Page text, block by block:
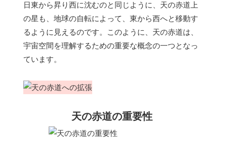
日東から昇り西に沈むのと同じように、天の赤道上
の星も、地球の自転によって、東から西へと移動す
るように見えるのです。このように、天の赤道は、
宇宙空間を理解するための重要な概念の一つとなっ
ています。
天の赤道の重要性